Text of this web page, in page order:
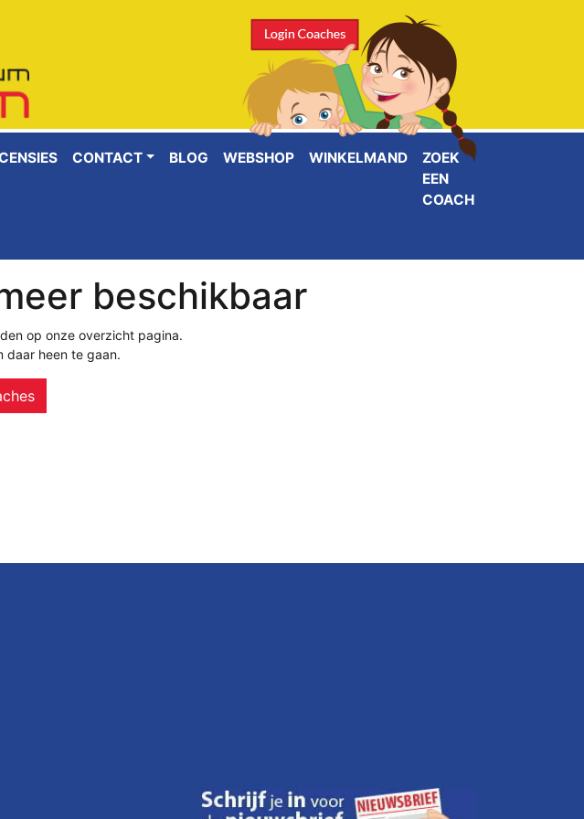
CONTACT BLOG WEBSHOP WINKELMAND
ZOEK
EEN
COACH
beschikbaar
op onze overzicht pagina.
daar heen te gaan.